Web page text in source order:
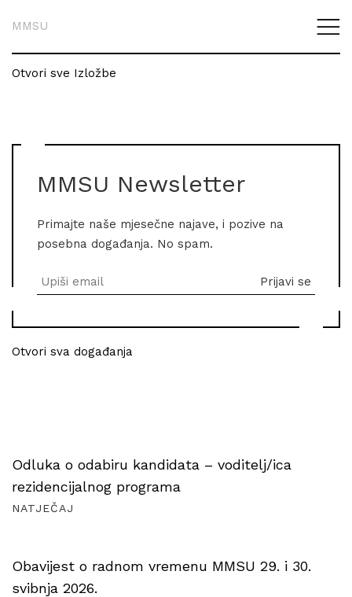
MMSU
Otvori sve Izložbe
MMSU Newsletter
Primajte naše mjesečne najave, i pozive na
posebna događanja. No spam.
Otvori sva događanja
Odluka o odabiru kandidata – voditelj/ica
rezidencijalnog programa
NATJEČAJ
Obavijest o radnom vremenu MMSU 29. i 30.
svibnja 2026.